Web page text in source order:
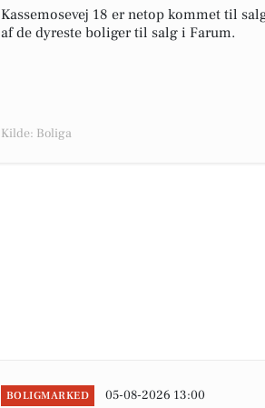
Kassemosevej 18 er netop kommet til
af de dyreste boliger til salg i Farum.
Kilde: Boliga
BOLIGMARKED 05-08-2026 13:00